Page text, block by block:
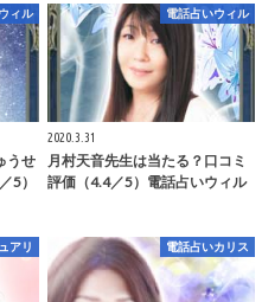
ィル
うせ
5）
電話占いウィル
2020.3.31
月村天音先生は当たる？口コミ
評価（4.4／5）電話占いウィル
アリ 電話占いカリス